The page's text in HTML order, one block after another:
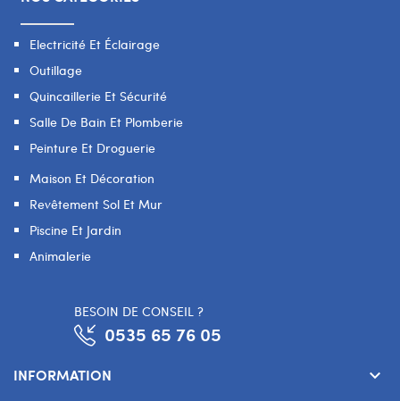
Electricité Et Éclairage
Outillage
Quincaillerie Et Sécurité
Salle De Bain Et Plomberie
Peinture Et Droguerie
Maison Et Décoration
Revêtement Sol Et Mur
Piscine Et Jardin
Animalerie
BESOIN DE CONSEIL ?
0535 65 76 05
INFORMATION keyboard_arrow_down